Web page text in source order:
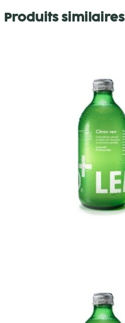
Produits similaires